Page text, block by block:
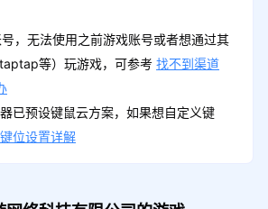
，无法使用之前游戏账号或者想通过其
等）玩游戏，可参考 找不到渠道
已预设键鼠云方案，如果想自定义键
位设置详解